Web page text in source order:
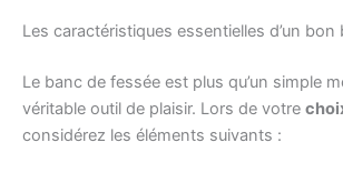
Les caractéristiques essentielles d’un
Le banc de fessée est plus qu’un simple
véritable outil de plaisir. Lors de votre
considérez les éléments suivants :